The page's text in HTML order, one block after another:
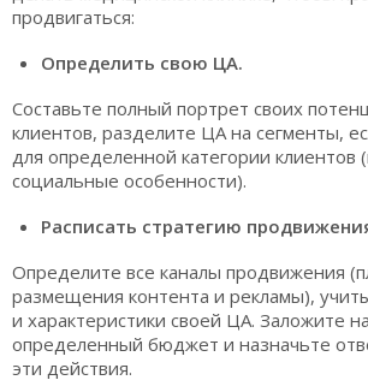
продвигаться:
Определить свою ЦА.
Составьте полный портрет своих
клиентов, разделите ЦА на сегменты,
для определенной категории клиентов
социальные особенности).
Расписать стратегию
Определите все каналы продвижения
размещения контента и рекламы),
и характеристики своей ЦА. Заложите
определенный бюджет и назначьте
эти действия.